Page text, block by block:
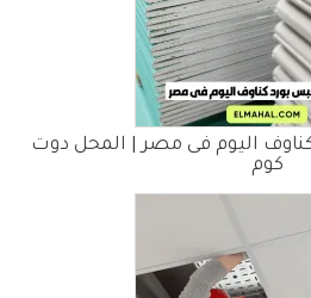
اليوم فى مصر | المحل دوت
كوم